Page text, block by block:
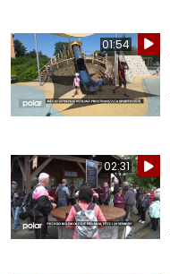
01:54
02:31